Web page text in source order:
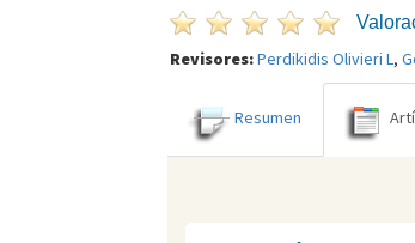
Revisores:Perdikidis Olivieri L,
Resumen